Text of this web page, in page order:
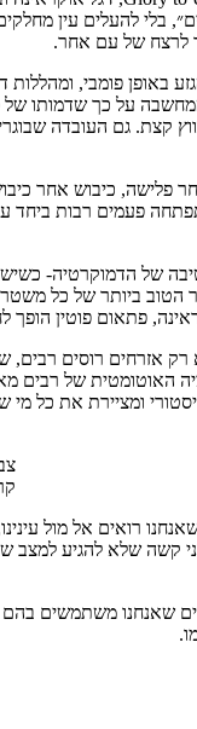
בלי להעלים עין
לרצח של עם אחר.
באופן פומבי,
על כך שדמותו של
כיבוש אחר
פעמים רבות ביחד
של הדמוקרטיה-
ביותר של כל
פתאום פוטין
אזרחים רוסים רבים,
של רבים
ומציירת את כל
רואים אל מול
שלא להגיע למצב
שאנחנו משתמשים